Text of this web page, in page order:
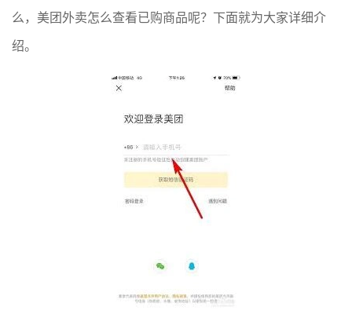
么，美团外卖怎么查看已购商品呢？下面就为大家详细介
绍。